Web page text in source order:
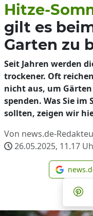
Hitze-
gilt es
Garten zu
Seit Jahren werden
trockener. Oft
nicht aus, um
spenden. Was Sie im
sollten, zeigen wir
Von news.de-
26.05.2025, 11.17